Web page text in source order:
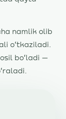
namlik olib
oʻtkaziladi.
boʻladi —